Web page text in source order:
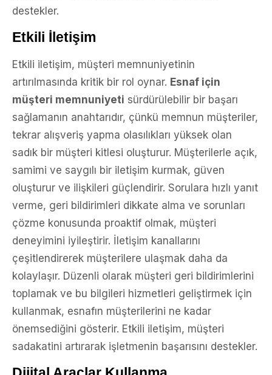
destekler.
Etkili İletişim
Etkili iletişim, müşteri memnuniyetinin
artırılmasında kritik bir rol oynar. Esnaf için
müşteri memnuniyeti sürdürülebilir bir başarı
sağlamanın anahtarıdır, çünkü memnun müşteriler,
tekrar alışveriş yapma olasılıkları yüksek olan
sadık bir müşteri kitlesi oluşturur. Müşterilerle açık,
samimi ve saygılı bir iletişim kurmak, güven
oluşturur ve ilişkileri güçlendirir. Sorulara hızlı yanıt
verme, geri bildirimleri dikkate alma ve sorunları
çözme konusunda proaktif olmak, müşteri
deneyimini iyileştirir. İletişim kanallarını
çeşitlendirerek müşterilere ulaşmak daha da
kolaylaşır. Düzenli olarak müşteri geri bildirimlerini
toplamak ve bu bilgileri hizmetleri geliştirmek için
kullanmak, esnafın müşterilerini ne kadar
önemsediğini gösterir. Etkili iletişim, müşteri
sadakatini artırarak işletmenin başarısını destekler.